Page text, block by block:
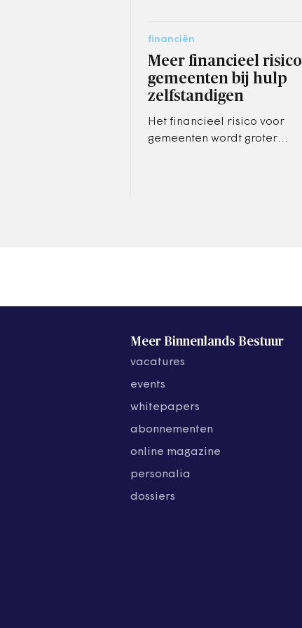
financiën
Meer financieel risico
gemeenten bij hulp
zelfstandigen
Het financieel risico voor
gemeenten wordt groter
Meer Binnenlands Bestuur
vacatures
events
whitepapers
abonnementen
online magazine
personalia
dossiers